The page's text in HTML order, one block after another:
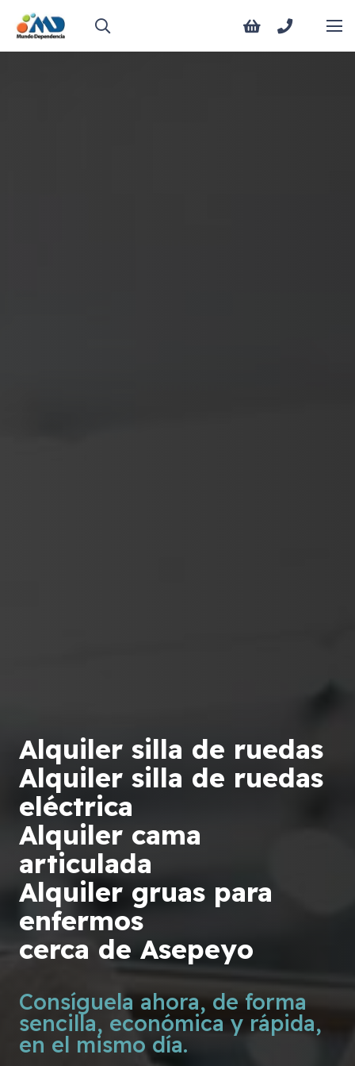
Alquiler silla de ruedas
Alquiler silla de ruedas
eléctrica
Alquiler cama
articulada
Alquiler gruas para
enfermos
cerca de Asepeyo
Consíguela ahora, de forma
sencilla, económica y rápida,
en el mismo día.